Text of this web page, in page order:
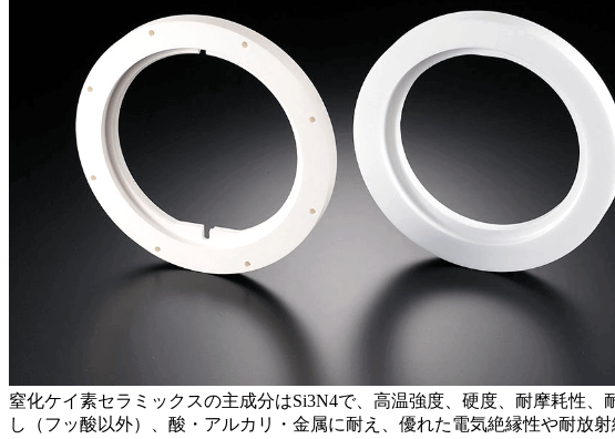
窒化ケイ素セラミックスの主成分はSi3N4で、高温強度、硬度、耐摩耗性
し（フッ酸以外）、酸・アルカリ・金属に耐え、優れた電気絶縁性や耐放